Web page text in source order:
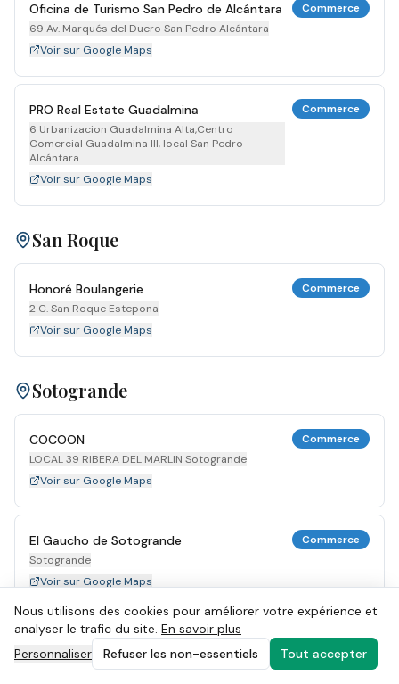
Oficina de Turismo San Pedro de Alcántara
69 Av. Marqués del Duero San Pedro Alcántara
Commerce
Voir sur Google Maps
PRO Real Estate Guadalmina
6 Urbanizacion Guadalmina Alta,Centro
Comercial Guadalmina III, local San Pedro
Alcántara
Commerce
Voir sur Google Maps
San Roque
Honoré Boulangerie
2 C. San Roque Estepona
Commerce
Voir sur Google Maps
Sotogrande
COCOON
LOCAL 39 RIBERA DEL MARLIN Sotogrande
Commerce
Voir sur Google Maps
El Gaucho de Sotogrande
Sotogrande
Commerce
Voir sur Google Maps
MYTILUS GRILL
34 RIBERA DEL MARLIN Sotogrande
Commerce
Nous utilisons des cookies pour améliorer votre expérience et
analyser le trafic du site. En savoir plus
Personnaliser
Refuser les non-essentiels Tout accepter